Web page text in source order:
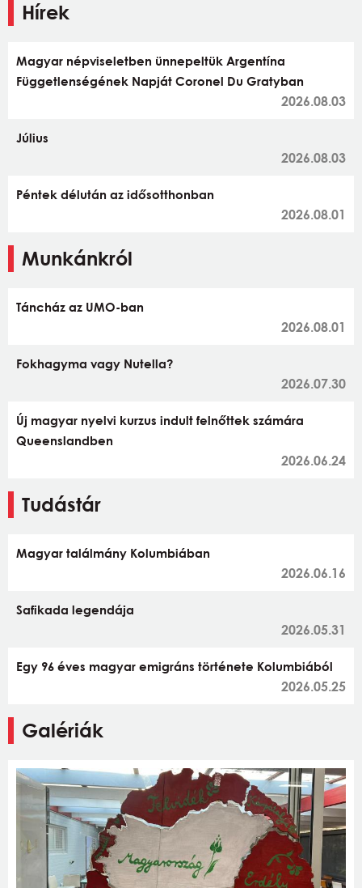
Hírek
Magyar népviseletben ünnepeltük Argentína
Függetlenségének Napját Coronel Du Gratyban
2026.08.03
Július
2026.08.03
Péntek délután az idősotthonban
2026.08.01
Munkánkról
Táncház az UMO-ban
2026.08.01
Fokhagyma vagy Nutella?
2026.07.30
Új magyar nyelvi kurzus indult felnőttek számára
Queenslandben
2026.06.24
Tudástár
Magyar találmány Kolumbiában
2026.06.16
Safikada legendája
2026.05.31
Egy 96 éves magyar emigráns története Kolumbiából
2026.05.25
Galériák